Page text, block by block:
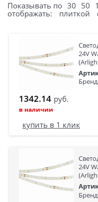
Показывать по 30 50
отображать:
плиткой
24V
1342.14 руб.
в наличии
купить в 1 клик
24V